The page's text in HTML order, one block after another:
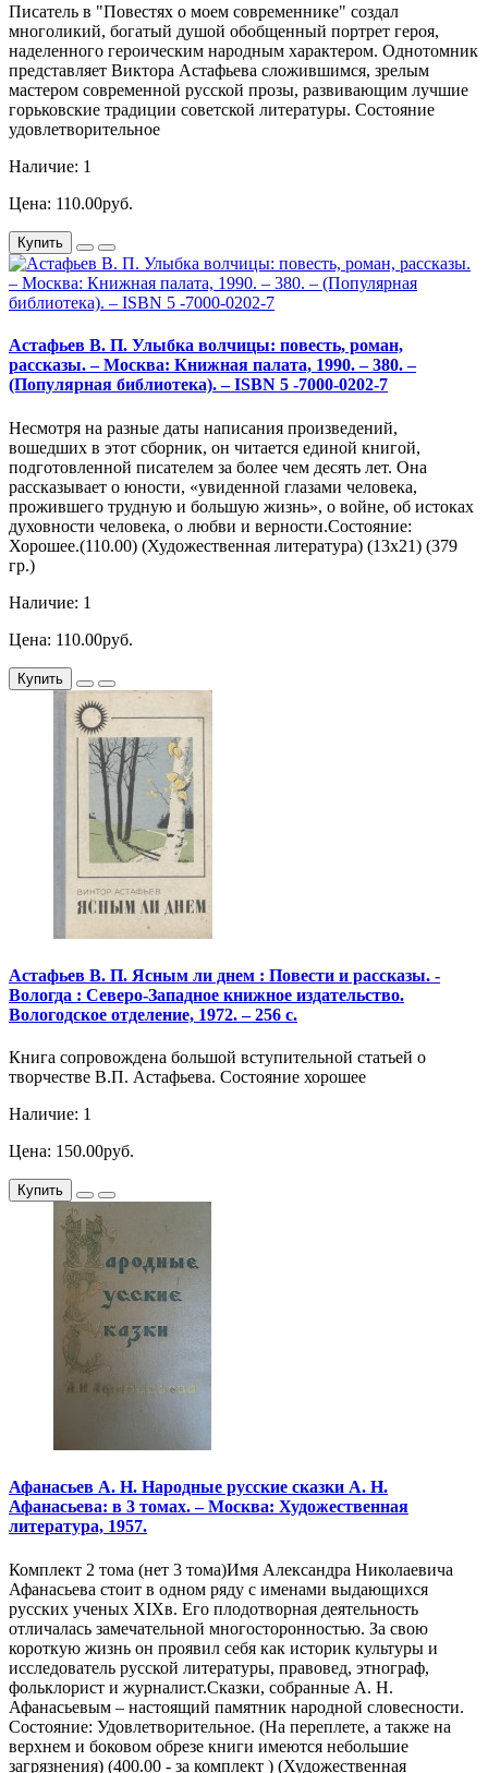
Писатель в "Повестях о моем современнике" создал
многоликий, богатый душой обобщенный портрет героя,
наделенного героическим народным характером. Однотомник
представляет Виктора Астафьева сложившимся, зрелым
мастером современной русской прозы, развивающим лучшие
горьковские традиции советской литературы. Состояние
удовлетворительное
Наличие: 1
Цена: 110.00руб.
Купить
Астафьев В. П. Улыбка волчицы: повесть, роман,
рассказы. – Москва: Книжная палата, 1990. – 380. –
(Популярная библиотека). – ISBN 5 -7000-0202-7
Несмотря на разные даты написания произведений,
вошедших в этот сборник, он читается единой книгой,
подготовленной писателем за более чем десять лет. Она
рассказывает о юности, «увиденной глазами человека,
прожившего трудную и большую жизнь», о войне, об истоках
духовности человека, о любви и верности.Состояние:
Хорошее.(110.00) (Художественная литература) (13х21) (379
гр.)
Наличие: 1
Цена: 110.00руб.
Купить
Астафьев В. П. Ясным ли днем : Повести и рассказы. -
Вологда : Северо-Западное книжное издательство.
Вологодское отделение, 1972. – 256 с.
Книга сопровождена большой вступительной статьей о
творчестве В.П. Астафьева. Состояние хорошее
Наличие: 1
Цена: 150.00руб.
Купить
Афанасьев А. Н. Народные русские сказки А. Н.
Афанасьева: в 3 томах. – Москва: Художественная
литература, 1957.
Комплект 2 тома (нет 3 тома)Имя Александра Николаевича
Афанасьева стоит в одном ряду с именами выдающихся
русских ученых XIXв. Его плодотворная деятельность
отличалась замечательной многосторонностью. За свою
короткую жизнь он проявил себя как историк культуры и
исследователь русской литературы, правовед, этнограф,
фольклорист и журналист.Сказки, собранные А. Н.
Афанасьевым – настоящий памятник народной словесности.
Состояние: Удовлетворительное. (На переплете, а также на
верхнем и боковом обрезе книги имеются небольшие
загрязнения) (400.00 - за комплект ) (Художественная